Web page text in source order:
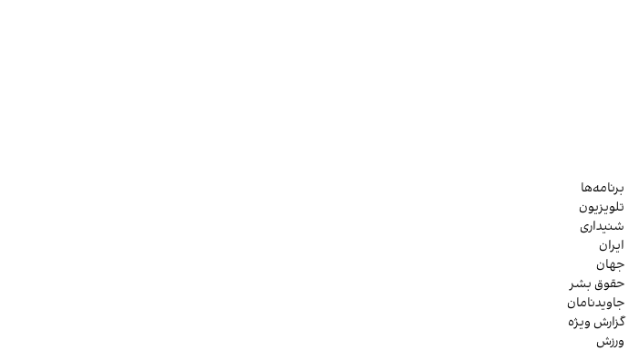
برنامه‌ها
تلویزیون
شنیداری
ایران
جهان
حقوق بشر
جاویدنامان
گزارش ویژه
ورزش